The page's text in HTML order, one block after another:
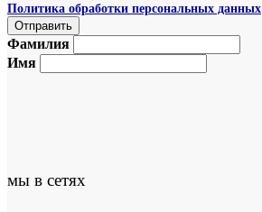
Политика обработки персональных данных
Фамилия
Имя
мы в сетях